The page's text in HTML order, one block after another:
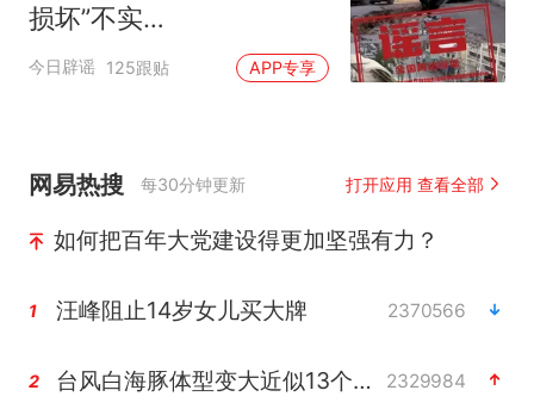
损坏”不实
（2026·08·06）
今日辟谣 125跟贴 APP专享
网易热搜 每30分钟更新 打开应用 查看全部
如何把百年大党建设得更加坚强有力？
1 汪峰阻止14岁女儿买大牌 2370566
2 台风白海豚体型变大近似13个浙江面积 2329984